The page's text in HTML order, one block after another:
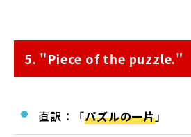
5. "Piece of the puzzle."
直訳：「パズルの一片」